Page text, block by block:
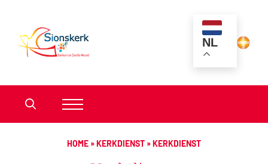
NL
HOME »KERKDIENST »KERKDIENST